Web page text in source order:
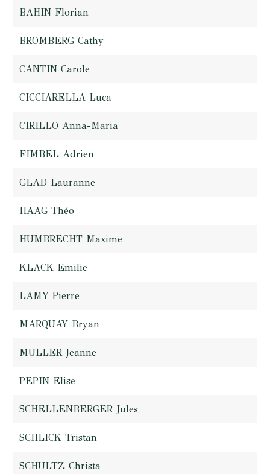
BAHIN Florian
BROMBERG Cathy
CANTIN Carole
CICCIARELLA Luca
CIRILLO Anna-Maria
FIMBEL Adrien
GLAD Lauranne
HAAG Théo
HUMBRECHT Maxime
KLACK Emilie
LAMY Pierre
MARQUAY Bryan
MULLER Jeanne
PEPIN Elise
SCHELLENBERGER Jules
SCHLICK Tristan
SCHULTZ Christa